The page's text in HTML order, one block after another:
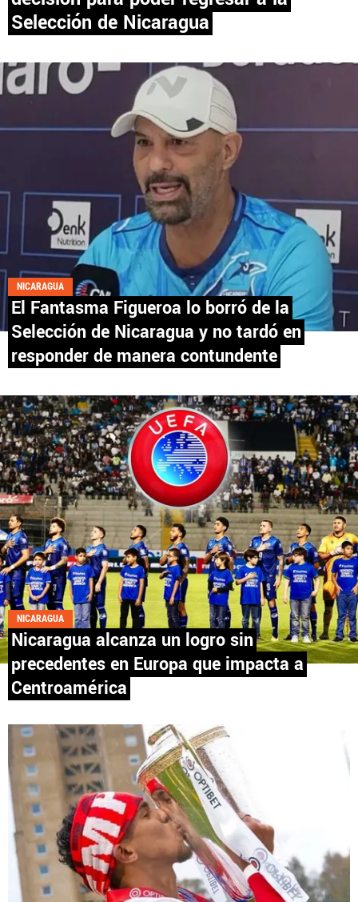
PANAMÁ
NICARAGUA
FÚTBOL INTERNACIONAL
QUIENES SOMOS STAFF CONTACTO
Términos y Condiciones
Política Editorial
Ad Choices
una compañía perteneciente a Better Collective.
Todos los derechos reservados.
Selección de Nicaragua
NICARAGUA
El Fantasma Figueroa lo borró de la
Selección de Nicaragua y no tardó en
responder de manera contundente
NICARAGUA
Nicaragua alcanza un logro sin
precedentes en Europa que impacta a
Centroamérica